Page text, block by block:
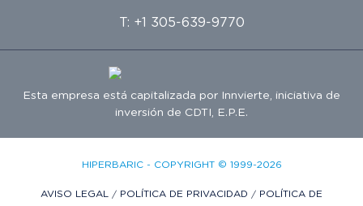
T: +1 305-639-9770
Esta empresa está capitalizada por Innvierte, iniciativa de
inversión de CDTI, E.P.E.
HIPERBARIC - COPYRIGHT © 1999-2026
AVISO LEGAL / POLÍTICA DE PRIVACIDAD / POLÍTICA DE